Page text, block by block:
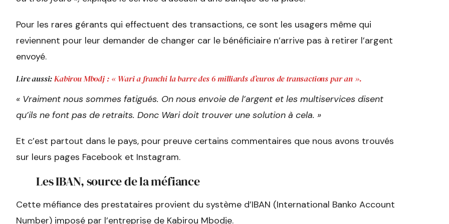
Pour les rares gérants qui effectuent des transactions, ce sont les usagers même qui
reviennent pour leur demander de changer car le bénéficiaire n’arrive pas à retirer l’argent
envoyé.
Lire aussi:Kabirou Mbodj : « Wari a franchi la barre des 6 milliards d’euros de transactions par an ».
« Vraiment nous sommes fatigués. On nous envoie de l’argent et les multiservices disent
qu’ils ne font pas de retraits. Donc Wari doit trouver une solution à cela. »
Et c’est partout dans le pays, pour preuve certains commentaires que nous avons trouvés
sur leurs pages Facebook et Instagram.
Les IBAN, source de la méfiance
Cette méfiance des prestataires provient du système d’IBAN (International Banko Account
Number) imposé par l’entreprise de Kabirou Mbodje.